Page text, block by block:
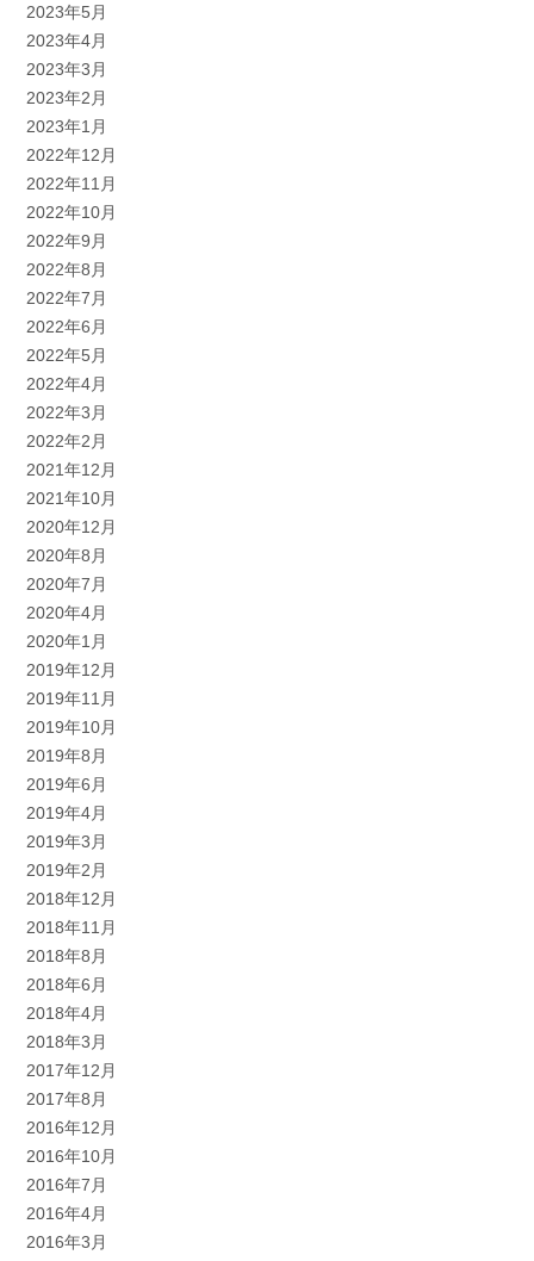
2023年5月
2023年4月
2023年3月
2023年2月
2023年1月
2022年12月
2022年11月
2022年10月
2022年9月
2022年8月
2022年7月
2022年6月
2022年5月
2022年4月
2022年3月
2022年2月
2021年12月
2021年10月
2020年12月
2020年8月
2020年7月
2020年4月
2020年1月
2019年12月
2019年11月
2019年10月
2019年8月
2019年6月
2019年4月
2019年3月
2019年2月
2018年12月
2018年11月
2018年8月
2018年6月
2018年4月
2018年3月
2017年12月
2017年8月
2016年12月
2016年10月
2016年7月
2016年4月
2016年3月